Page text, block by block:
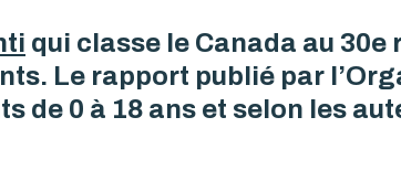
qui classe le Canada au 30e
Le rapport publié par
de 0 à 18 ans et selon les